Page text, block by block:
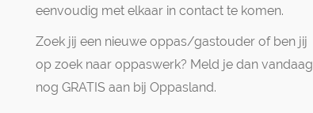
eenvoudig met elkaar in contact te komen.
Zoek jij een nieuwe oppas/gastouder of ben jij
op zoek naar oppaswerk? Meld je dan vandaag
nog GRATIS aan bij Oppasland.